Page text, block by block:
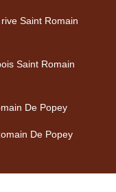
Saint Romain
Saint Romain
De Popey
De Popey